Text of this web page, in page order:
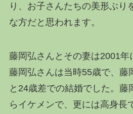
り、お子さんたちの美形ぶり
な方だと思われます。
藤岡弘さんとその妻は2001年
藤岡弘さんは当時55歳で、藤
と24歳差での結婚でした。藤
らイケメンで、更には高身長